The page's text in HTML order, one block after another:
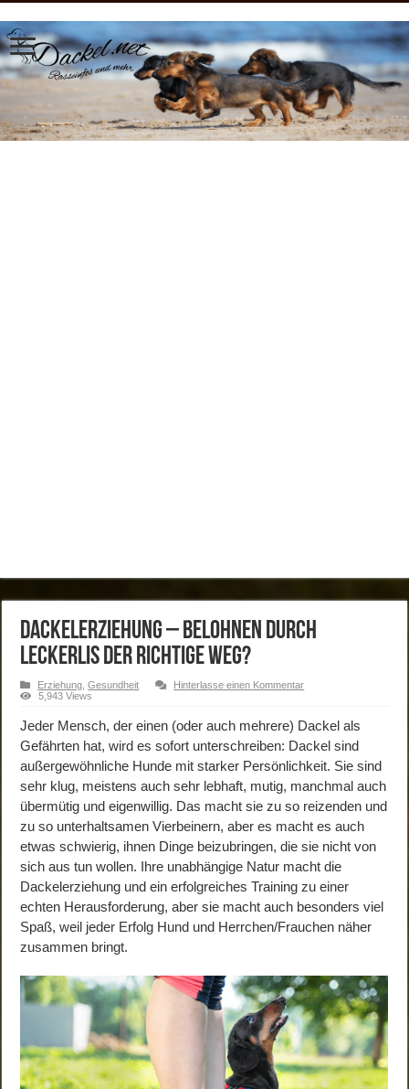
Dackelerziehung – Belohnen durch
Leckerlis der richtige Weg?
Erziehung ,Gesundheit
Hinterlasse einen Kommentar
5,943 Views
Jeder Mensch, der einen (oder auch mehrere) Dackel als
Gefährten hat, wird es sofort unterschreiben: Dackel sind
außergewöhnliche Hunde mit starker Persönlichkeit. Sie sind
sehr klug, meistens auch sehr lebhaft, mutig, manchmal auch
übermütig und eigenwillig. Das macht sie zu so reizenden und
zu so unterhaltsamen Vierbeinern, aber es macht es auch
etwas schwierig, ihnen Dinge beizubringen, die sie nicht von
sich aus tun wollen. Ihre unabhängige Natur macht die
Dackelerziehung und ein erfolgreiches Training zu einer
echten Herausforderung, aber sie macht auch besonders viel
Spaß, weil jeder Erfolg Hund und Herrchen/Frauchen näher
zusammen bringt.